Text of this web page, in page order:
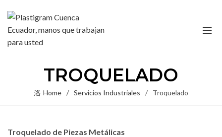
TROQUELADO
Home Servicios Industriales Troquelado
Troquelado de Piezas Metálicas